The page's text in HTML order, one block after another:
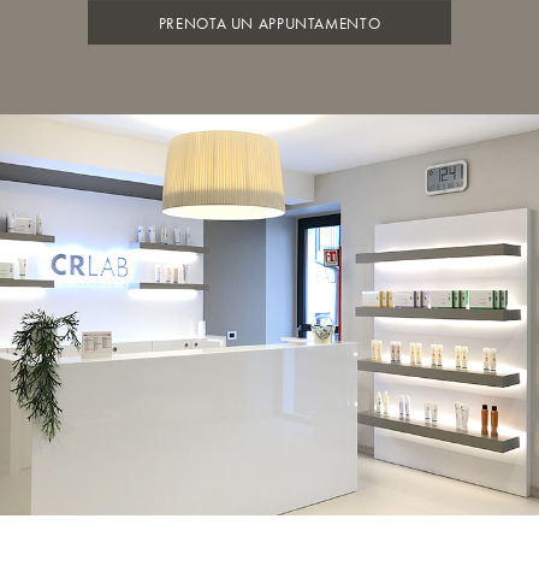
PRENOTA UN APPUNTAMENTO